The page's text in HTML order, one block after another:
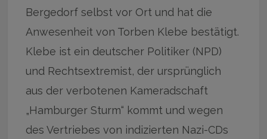
Bergedorf selbst vor Ort und hat die
Anwesenheit von Torben Klebe bestätigt.
Klebe ist ein deutscher Politiker (NPD)
und Rechtsextremist, der ursprünglich
aus der verbotenen Kameradschaft
„Hamburger Sturm“ kommt und wegen
des Vertriebes von indizierten Nazi-CDs